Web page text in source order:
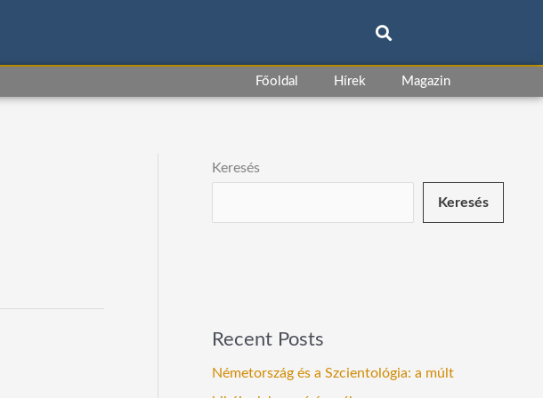
Főoldal Hírek Magazin
Keresés
Keresés
Recent Posts
Németország és a Szcientológia: a múlt